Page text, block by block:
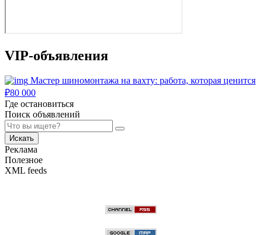
VIP-объявления
Мастер шиномонтажа на вахту: работа, которая ценится
₽80 000
Где остановиться
Поиск объявлений
Искать
Реклама
Полезное
XML feeds